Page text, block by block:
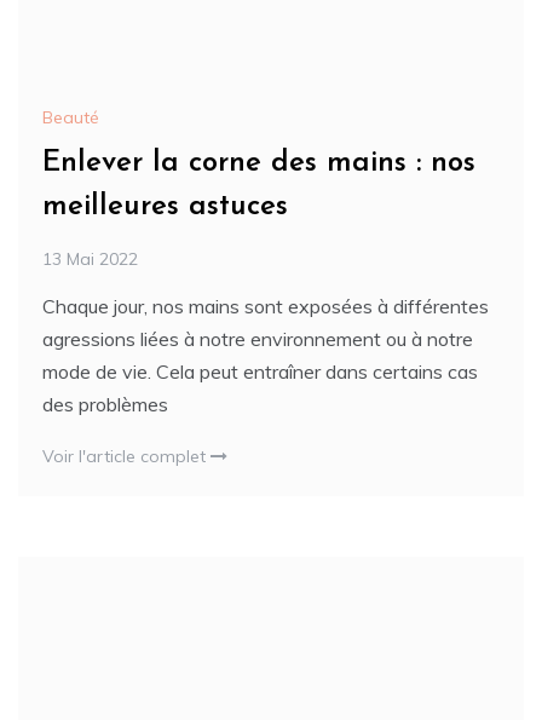
Beauté
Enlever la corne des mains : nos
meilleures astuces
13 Mai 2022
Chaque jour, nos mains sont exposées à différentes
agressions liées à notre environnement ou à notre
mode de vie. Cela peut entraîner dans certains cas
des problèmes
Voir l'article complet